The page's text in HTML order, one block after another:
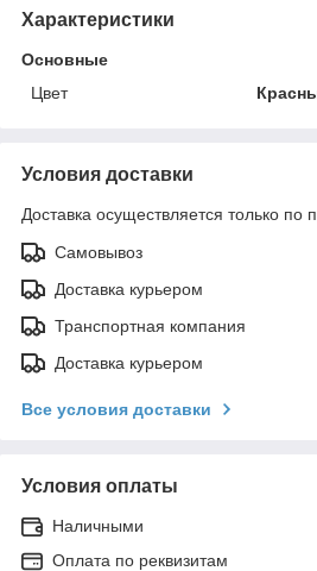
Характеристики
Основные
Цвет
Условия доставки
Доставка осуществляется только по
Самовывоз
Доставка курьером
Транспортная компания
Доставка курьером
Все условия доставки
Условия оплаты
Наличными
Оплата по реквизитам